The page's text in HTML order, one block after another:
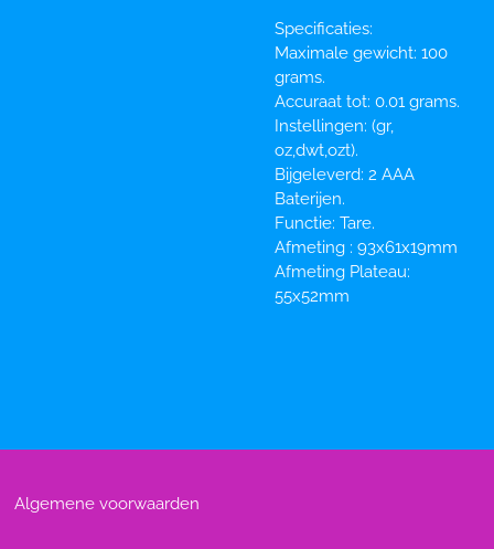
Specificaties:
Maximale gewicht: 100
grams.
Accuraat tot: 0.01 grams.
Instellingen: (gr,
oz,dwt,ozt).
Bijgeleverd: 2 AAA
Baterijen.
Functie: Tare.
Afmeting : 93x61x19mm
Afmeting Plateau:
55x52mm
Algemene voorwaarden